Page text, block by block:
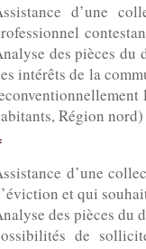
d’une
des pièces du
intérêts de la
Région nord)
d’une
et qui
des pièces du
de